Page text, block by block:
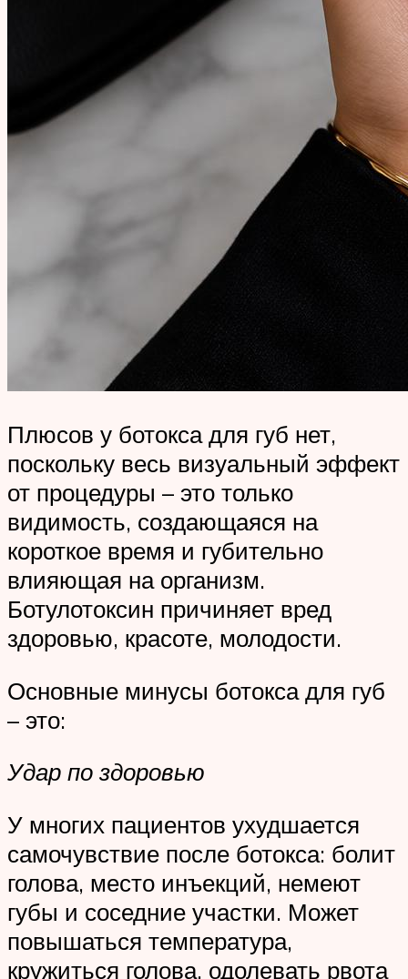
Плюсов у ботокса для губ нет,
поскольку весь визуальный эффект
от процедуры – это только
видимость, создающаяся на
короткое время и губительно
влияющая на организм.
Ботулотоксин причиняет вред
здоровью, красоте, молодости.
Основные минусы ботокса для губ
– это:
Удар по здоровью
У многих пациентов ухудшается
самочувствие после ботокса: болит
голова, место инъекций, немеют
губы и соседние участки. Может
повышаться температура,
кружиться голова, одолевать рвота